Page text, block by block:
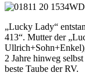
„Lucky Lady“
413“. Mutter der
2 Jahre hinweg
beste Taube der RV.